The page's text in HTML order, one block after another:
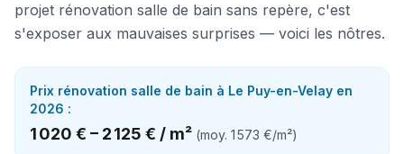
projet rénovation salle de bain sans repère, c'est
s'exposer aux mauvaises surprises — voici les nôtres.
Prix rénovation salle de bain à Le Puy-en-Velay en
2026 :
1 020 € – 2 125 € / m² (moy. 1 573 €/m²)